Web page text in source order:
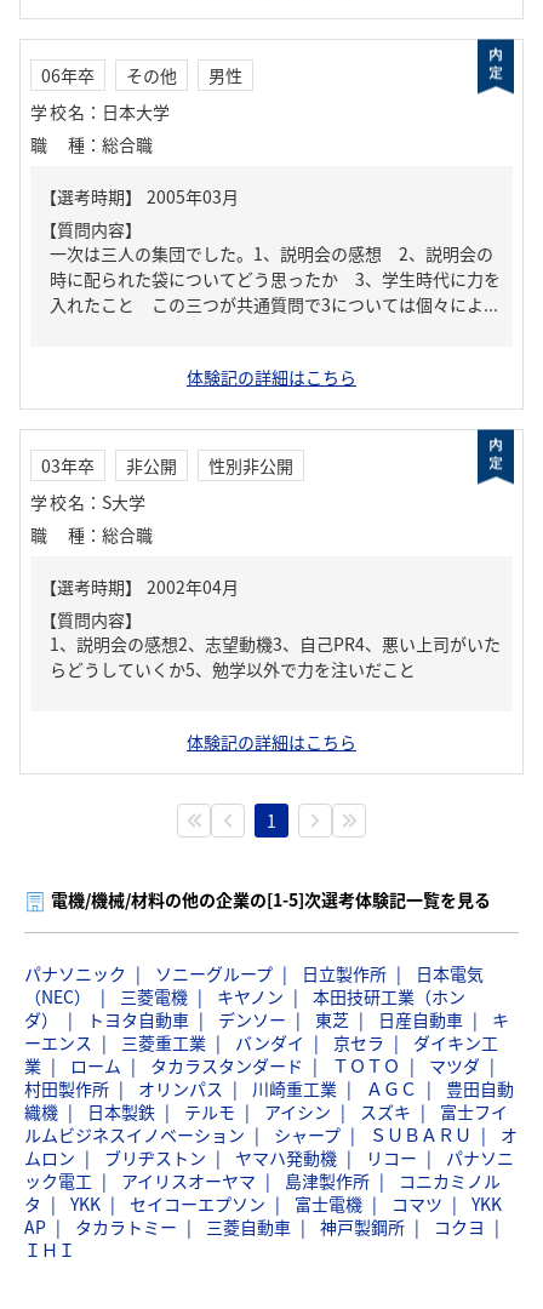
06年卒 その他
男性
学校名 ： 日本大学
職種 ： 総合職
【質問内容】
一次は三人の集団でした。1、説明会の感想 2、説明会の
時に配られた袋についてどう思ったか 3、学生時代に力を
入れたこと この三つが共通質問で3については個々によ...
体験記の詳細はこちら
03年卒 非公開
性別非公開
学校名 ： S大学
職種 ： 総合職
【質問内容】
1、説明会の感想2、志望動機3、自己PR4、悪い上司がいた
らどうしていくか5、勉学以外で力を注いだこと
体験記の詳細はこちら
1
電機/機械/材料の他の企業の[1-5]次選考体験記一覧を見る
パナソニック ソニーグループ 日立製作所
日本電気
（NEC）
三菱電機 キヤノン
本田技研工業（ホン
ダ）
トヨタ自動車 デンソー 東芝 日産自動車
キ
ーエンス
三菱重工業 バンダイ 京セラ
ダイキン工
業
ローム タカラスタンダード ＴＯＴＯ
マツダ
村田製作所
オリンパス 川崎重工業 ＡＧＣ
豊田自動
織機
日本製鉄 テルモ アイシン スズキ
富士フイ
ルムビジネスイノベーション
シャープ ＳＵＢＡＲＵ
オ
ムロン
ブリヂストン ヤマハ発動機 リコー
パナソニ
ック電工
アイリスオーヤマ 島津製作所
コニカミノル
タ
YKK セイコーエプソン 富士電機 コマツ
YKK
AP
タカラトミー 三菱自動車 神戸製鋼所
コクヨ
ＩＨＩ